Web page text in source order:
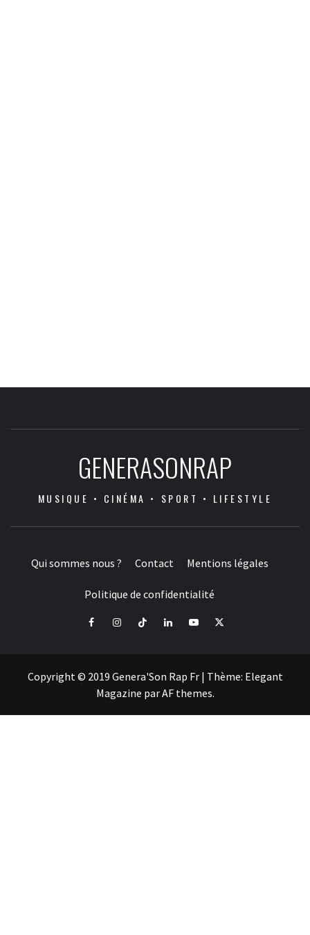
GENERASONRAP
MUSIQUE • CINÉMA • SPORT • LIFESTYLE
Qui sommes nous ? Contact Mentions légales
Politique de confidentialité
FacebookInstagramTiktok LinkedInYoutube
X
Copyright © 2019 Genera'Son Rap Fr | Thème: Elegant
Magazine parAF themes.